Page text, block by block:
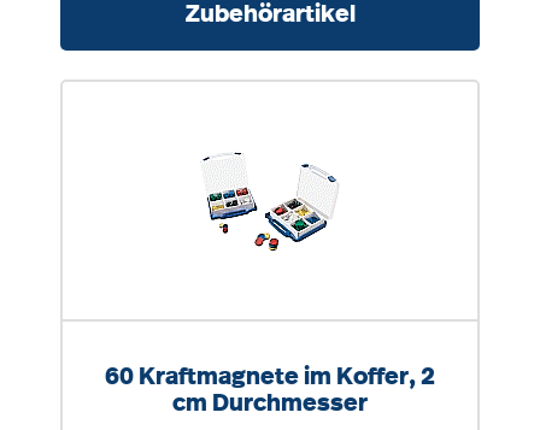
Zubehörartikel
60 Kraftmagnete im Koffer, 2
cm Durchmesser